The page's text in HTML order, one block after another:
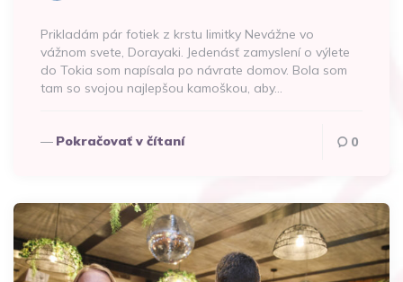
Prikladám pár fotiek z krstu limitky Nevážne vo
vážnom svete, Dorayaki. Jedenásť zamyslení o výlete
do Tokia som napísala po návrate domov. Bola som
tam so svojou najlepšou kamoškou, aby…
Pokračovať v čítaní 0